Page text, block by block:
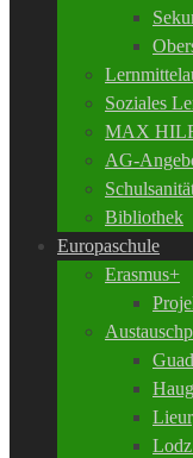
Soziales
MAX
AG-
Bibliothek
Europaschule
Erasmus+